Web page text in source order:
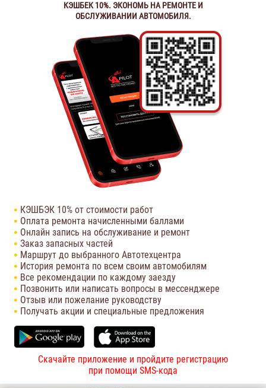
КЭШБЕК 10%. ЭКОНОМЬ НА РЕМОНТЕ И
ОБСЛУЖИВАНИИ АВТОМОБИЛЯ.
КЭШБЭК 10% от стоимости работ
Оплата ремонта начисленными баллами
Онлайн запись на обслуживание и ремонт
Заказ запасных частей
Маршрут до выбранного Автотехцентра
История ремонта по всем своим автомобилям
Все рекомендации по каждому заезду
Позвонить или написать вопросы в мессенджере
Отзыв или пожелание руководству
Получать акции и специальные предложения
Скачайте приложение и пройдите регистрацию
при помощи SMS-кода